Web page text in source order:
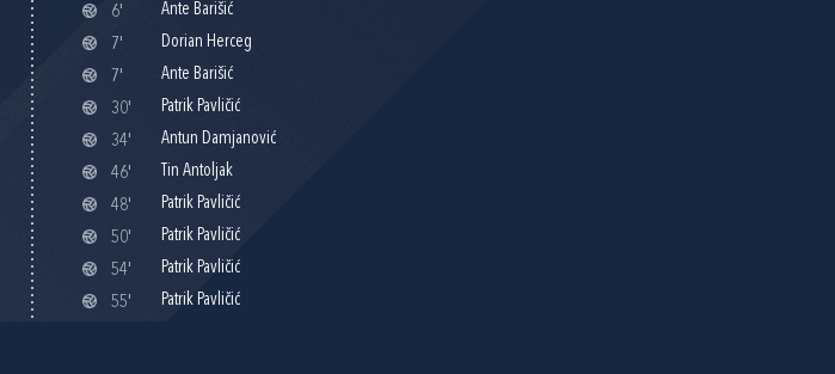
6'
Ante Barišić
7'
Dorian Herceg
7'
Ante Barišić
30'
Patrik Pavličić
34'
Antun Damjanović
46'
Tin Antoljak
48'
Patrik Pavličić
50'
Patrik Pavličić
54'
Patrik Pavličić
55'
Patrik Pavličić